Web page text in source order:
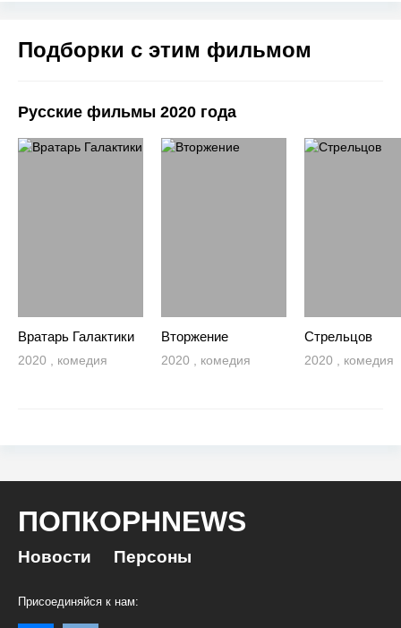
Подборки с этим фильмом
Русские фильмы 2020 года
Вратарь Галактики
2020 , комедия
Вторжение
2020 , комедия
Стрельцов
2020 , комедия
ПОПКОРНNEWS
Новости Персоны
Присоединяйся к нам: